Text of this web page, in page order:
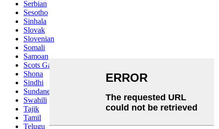
Serbian
Sesotho
Sinhala
Slovak
Slovenian
Somali
Samoan
Scots Gaelic
Shona
Sindhi
Sundanese
Swahili
Tajik
Tamil
Telugu